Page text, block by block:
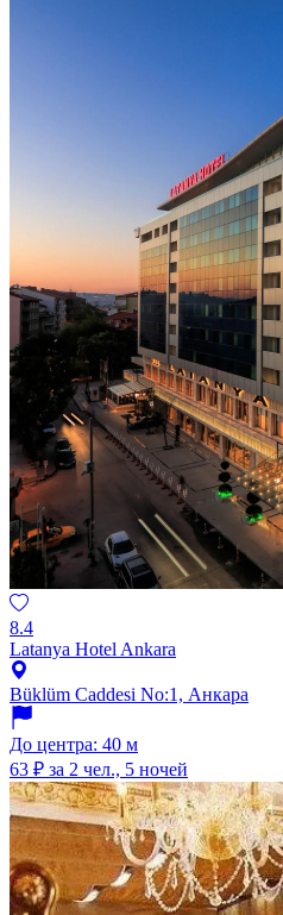
8.4
Latanya Hotel Ankara
Büklüm Caddesi No:1, Анкара
До центра: 40 м
63 ₽ за 2 чел., 5 ночей